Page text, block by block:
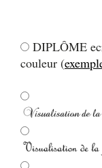
DIPLÔME
couleur (